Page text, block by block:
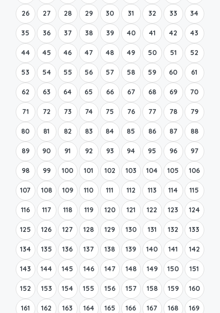
26 27 28 29 30 31 32 33 34
35 36 37 38 39 40 41 42 43
44 45 46 47 48 49 50 51 52
53 54 55 56 57 58 59 60 61
62 63 64 65 66 67 68 69 70
71 72 73 74 75 76 77 78 79
80 81 82 83 84 85 86 87 88
89 90 91 92 93 94 95 96 97
98 99 100 101 102 103 104 105 106
107 108 109 110 111 112 113 114 115
116 117 118 119 120 121 122 123 124
125 126 127 128 129 130 131 132 133
134 135 136 137 138 139 140 141 142
143 144 145 146 147 148 149 150 151
152 153 154 155 156 157 158 159 160
161 162 163 164 165 166 167 168 169